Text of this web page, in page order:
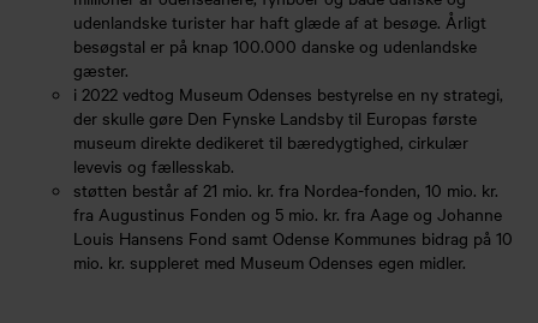
udenlandske turister har haft glæde af at besøge. Årligt
besøgstal er på knap 100.000 danske og udenlandske
gæster.
i 2022 vedtog Museum Odenses bestyrelse en ny strategi,
der skulle gøre Den Fynske Landsby til Europas første
museum direkte dedikeret til bæredygtighed, cirkulær
levevis og fællesskab.
støtten består af 21 mio. kr. fra Nordea-fonden, 10 mio. kr.
fra Augustinus Fonden og 5 mio. kr. fra Aage og Johanne
Louis Hansens Fond samt Odense Kommunes bidrag på 10
mio. kr. suppleret med Museum Odenses egen midler.